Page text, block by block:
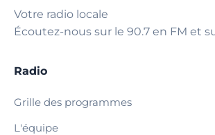
Votre radio locale
Écoutez-nous sur le 90.7 en FM et
Radio
Grille des programmes
L'équipe